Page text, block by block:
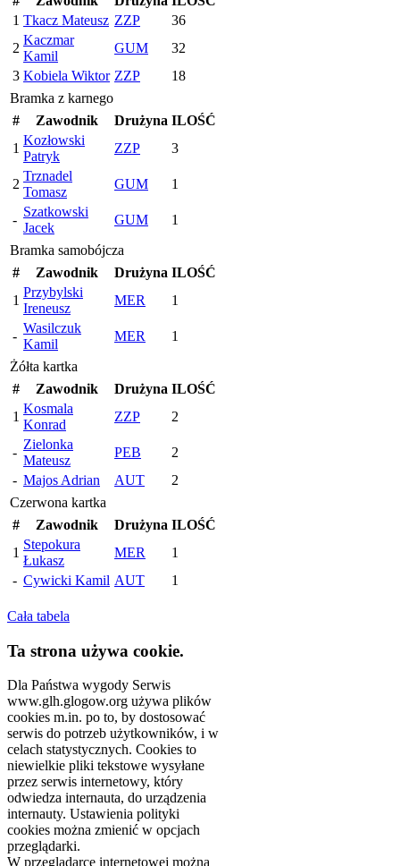
1 Tkacz Mateusz ZZP
36
2
Kaczmar
Kamil
GUM
32
3 Kobiela Wiktor ZZP
18
Bramka z karnego
#
Zawodnik Drużyna ILOŚĆ
1
Kozłowski
Patryk
ZZP 3
2
Trznadel
Tomasz
GUM 1
-
Szatkowski
Jacek
GUM
1
Bramka samobójcza
#
Zawodnik Drużyna ILOŚĆ
1
Przybylski
Ireneusz
MER 1
-
Wasilczuk
Kamil
MER
1
Żółta kartka
#
Zawodnik Drużyna ILOŚĆ
1
Kosmala
Konrad
ZZP 2
-
Zielonka
Mateusz
PEB
2
- Majos Adrian AUT
2
Czerwona kartka
#
Zawodnik Drużyna ILOŚĆ
1
Stepokura
Łukasz
MER
1
- Cywicki Kamil AUT 1
Cała tabela
Ta strona używa cookie.
Dla Państwa wygody Serwis
www.glh.glogow.org używa plików
cookies m.in. po to, by dostosować
serwis do potrzeb użytkowników, i w
celach statystycznych. Cookies to
niewielkie pliki tekstowe wysyłane
przez serwis internetowy, który
odwiedza internauta, do urządzenia
internauty. Ustawienia polityki
cookies można zmienić w opcjach
przeglądarki.
W przeglądarce internetowej można